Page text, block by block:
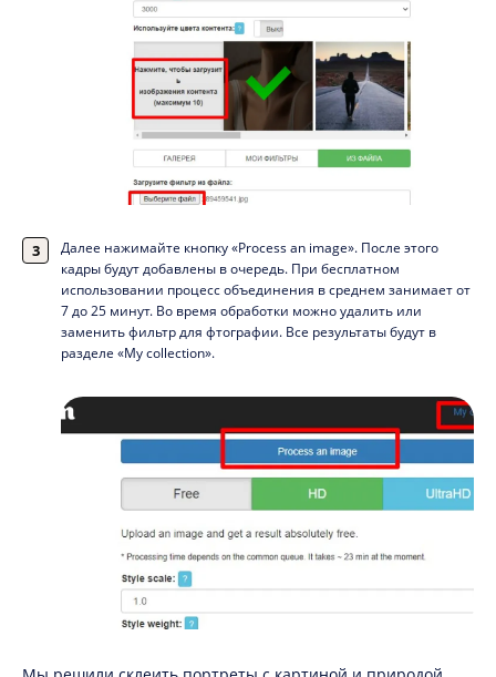
Далее нажимайте кнопку «Process an image». После этого
кадры будут добавлены в очередь. При бесплатном
использовании процесс объединения в среднем занимает от
7 до 25 минут. Во время обработки можно удалить или
заменить фильтр для фтографии. Все результаты будут в
разделе «My collection».